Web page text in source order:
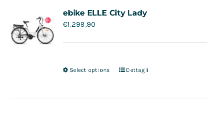
ebike ELLE City Lady
€1.299,90
Select options Dettagli